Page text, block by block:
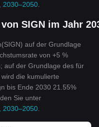
2030–2050
SIGN im Jahr
auf der Grundlage
von +5 %
auf der Grundlage des für
die kumulierte
bis Ende 2030 21.55%
Sie unter
2030–2050